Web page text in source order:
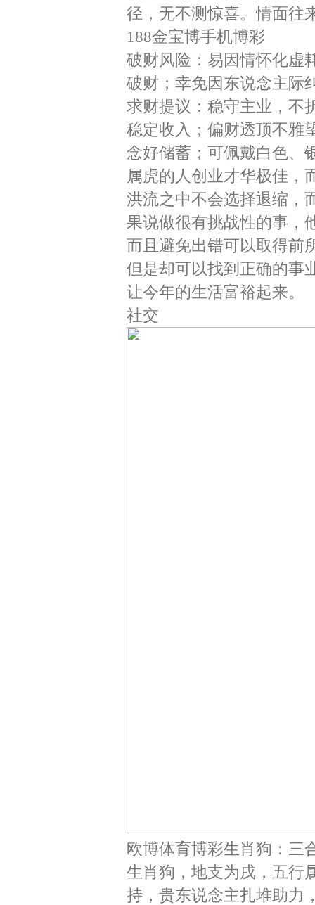
径，无不测惊喜。情面往
188金宝博手机博彩
破财风险：易因情怀化虚
破财；幸免因东说念主际
求财提议：稳守主业，不
稳定收入；偏财透顶不雅
念好储蓄；可佩戴白色、
属虎的人创业才华极佳，
洪流之中不会选择退缩，
果说做很有挑战性的事，
而且避免出错可以取得前
但是却可以找到正确的事
让今年的生活富裕起来。
社交
欧博体育博彩生肖狗：三
生肖狗，地支为戌，五行
持，贵东说念主扎堆助力